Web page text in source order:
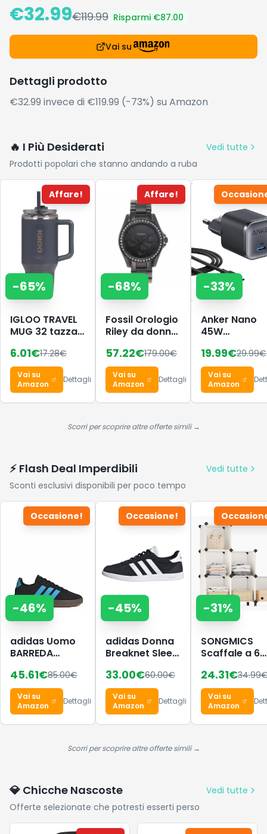
€32.99€119.99 Risparmi €87.00
Vai su
Dettagli prodotto
€32.99 invece di €119.99 (-73%) su Amazon
🔥 I Più Desiderati
Vedi tutte
Prodotti popolari che stanno andando a ruba
Affare!
-65%
IGLOO TRAVEL
MUG 32 tazza
in acciaio inox
con cannuccia
– borraccia
ermetica
adatta a
gassate, senza
bevande 12h
calde & 48h
fredde,
perfetta fuori
casa
6.01€17.28€
Vai su
Amazon
Dettagli
Affare!
-68%
Fossil Orologio
Riley da donna,
quarzo
multifunzione,
cassa in
acciaio
inossidabile
con bracciale
ES4519
57.22€179.00€
Vai su
Amazon
Dettagli
-33%
Anker Nano
45W
USB-C
compatto e
pieghevole
19.99€29.99€
Vai su
Amazon
Scorri per scoprire altre offerte simili →
⚡ Flash Deal Imperdibili
Vedi tutte
Sconti esclusivi disponibili per poco tempo
Occasione!
-46%
adidas Uomo
BARREDA
Core
Black/Lucid
Aquamarine/GUM5,
38 EU
45.61€85.00€
Vai su
Amazon
Dettagli
Occasione!
-45%
adidas Donna
Breaknet Sleek
Black/Ftwr
White/Core
Black, 38 EU
33.00€60.00€
Vai su
Amazon
Dettagli
-31%
SONGMICS
Scaffale a 6
Modulare,
Portaoggetti
Plastica con
Piedini,
Camera da
Letto,
Bianco
24.31€34.99
Vai su
Amazon
Scorri per scoprire altre offerte simili →
💎 Chicche Nascoste
Vedi tutte
Offerte selezionate che potresti esserti perso